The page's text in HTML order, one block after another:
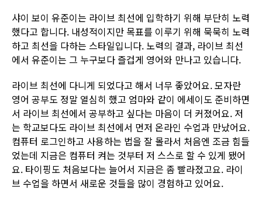
샤이 보이 유준이는 라이브 최선에 입학하기 위해 부단히 노력
했다고 합니다. 내성적이지만 목표를 이루기 위해 묵묵히 노력
하고 최선을 다하는 스타일입니다. 노력의 결과, 라이브 최선
에서 유준이는 그 누구보다 즐겁게 영어와 만나고 있습니다.
라이브 최선에 다니게 되었다고 해서 너무 좋았어요. 모자란
영어 공부도 정말 열심히 했고 엄마와 같이 에세이도 준비하면
서 라이브 최선에서 공부하고 싶다는 마음이 더 커졌어요. 저
는 학교보다도 라이브 최선에서 먼저 온라인 수업과 만났어요.
컴퓨터 로그인하고 사용하는 법을 잘 몰라서 처음엔 조금 힘들
었는데 지금은 컴퓨터 켜는 것부터 저 스스로 할 수 있게 됐어
요. 타이핑도 처음보다는 늘어서 지금은 좀 빨라졌고요. 라이
브 수업을 하면서 새로운 것들을 많이 경험하고 있어요.